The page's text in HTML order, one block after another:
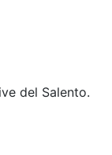
del Salento.